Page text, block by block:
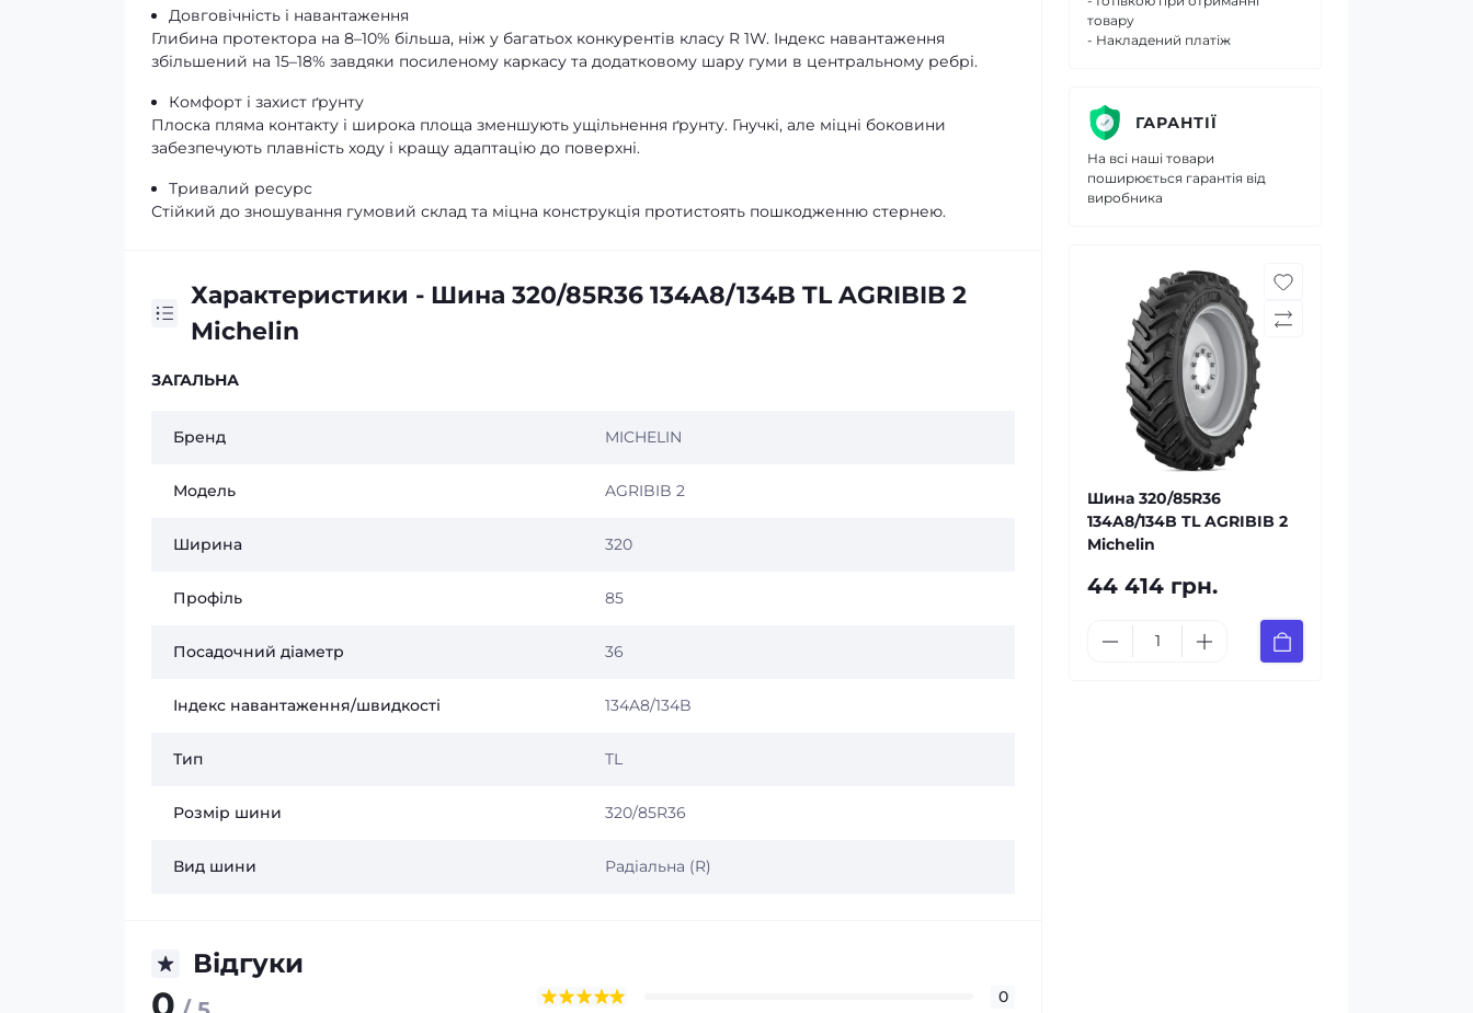
Довговічність і навантаження
Глибина протектора на 8–10% більша, ніж у багатьох конкурентів класу R 1W. Індекс навантаження
збільшений на 15–18% завдяки посиленому каркасу та додатковому шару гуми в центральному ребрі.
Комфорт і захист ґрунту
Плоска пляма контакту і широка площа зменшують ущільнення ґрунту. Гнучкі, але міцні боковини
забезпечують плавність ходу і кращу адаптацію до поверхні.
Тривалий ресурс
Стійкий до зношування гумовий склад та міцна конструкція протистоять пошкодженню стернею.
Характеристики - Шина 320/85R36 134A8/134B TL AGRIBIB 2
Michelin
ЗАГАЛЬНА
Бренд MICHELIN
Модель AGRIBIB 2
Ширина 320
Профіль 85
Посадочний діаметр 36
Індекс навантаження/швидкості 134A8/134B
Тип TL
Розмір шини 320/85R36
Вид шини Радіальна (R)
Відгуки
0
товару
- Накладений платіж
ГАРАНТІЇ
На всі наші товари
поширюється гарантія від
виробника
Шина 320/85R36
134A8/134B TL AGRIBIB 2
Michelin
44 414 грн.